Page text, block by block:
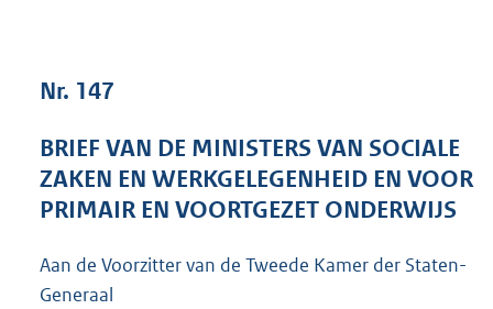
e
:
1
K
Nr. 147
BRIEF VAN DE MINISTERS VAN SOCIALE
ZAKEN EN WERKGELEGENHEID EN VOOR
PRIMAIR EN VOORTGEZET ONDERWIJS
Aan de Voorzitter van de Tweede Kamer der Staten-
Generaal